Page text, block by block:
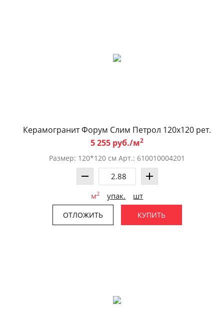
Керамогранит Форум Слим Петрол 120x120 рет.
5 255 руб./м2
Размер: 120*120 см Арт.: 610010004201
м2 упак. шт
ОТЛОЖИТЬ КУПИТЬ